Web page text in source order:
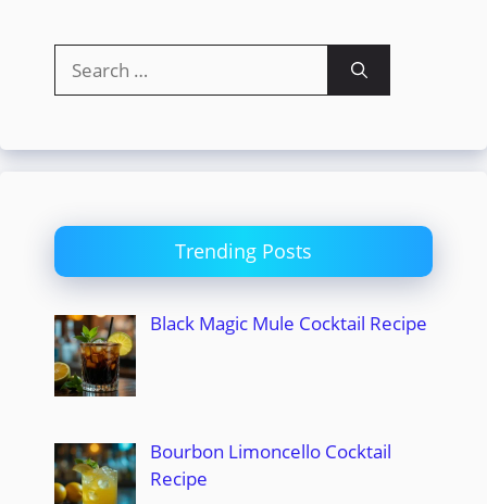
for:
Trending Posts
Black Magic Mule Cocktail Recipe
Bourbon Limoncello Cocktail
Recipe